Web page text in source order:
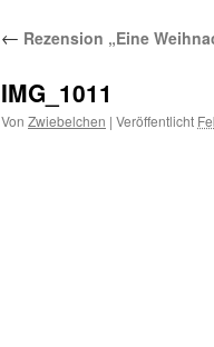
← Rezension „Eine
IMG_1011
Von Zwiebelchen | Veröffentlicht